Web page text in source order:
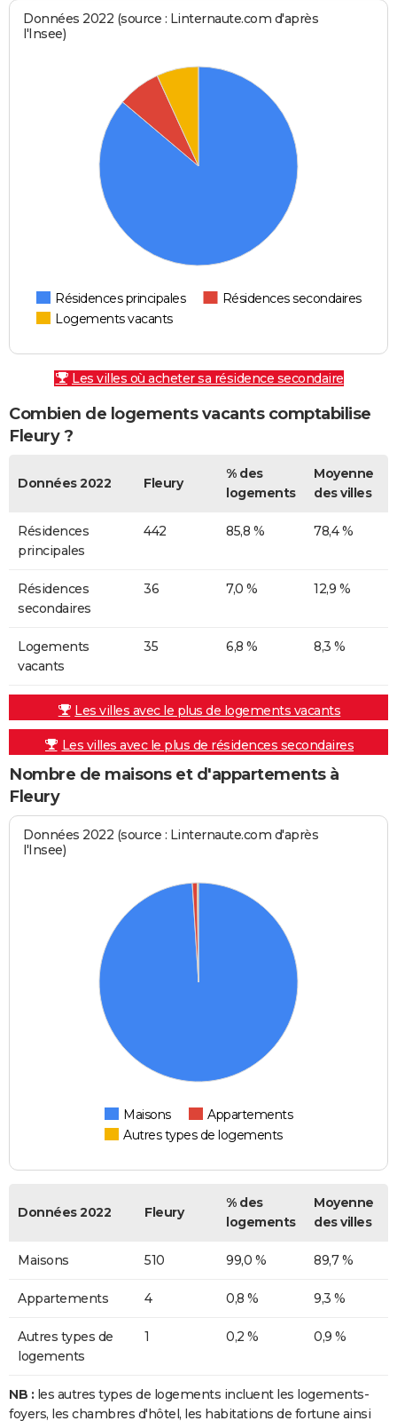
Données 2022 (source : Linternaute.com d'après
l'Insee)
Résidences principales
Résidences secondaires
Logements vacants
Les villes où acheter sa résidence secondaire
Combien de logements vacants comptabilise
Fleury ?
Données 2022 Fleury
% des
logements
Moyenne
des villes
Résidences
principales
442 85,8 % 78,4 %
Résidences
secondaires
36 7,0 % 12,9 %
Logements
vacants
35 6,8 % 8,3 %
Les villes avec le plus de logements vacants
Les villes avec le plus de résidences secondaires
Nombre de maisons et d'appartements à
Fleury
Données 2022 (source : Linternaute.com d'après
l'Insee)
Maisons
Appartements
Autres types de logements
Données 2022 Fleury
% des
logements
Moyenne
des villes
Maisons 510 99,0 % 89,7 %
Appartements 4 0,8 % 9,3 %
Autres types de
logements
1 0,2 % 0,9 %
NB : les autres types de logements incluent les logements-
foyers, les chambres d'hôtel, les habitations de fortune ainsi